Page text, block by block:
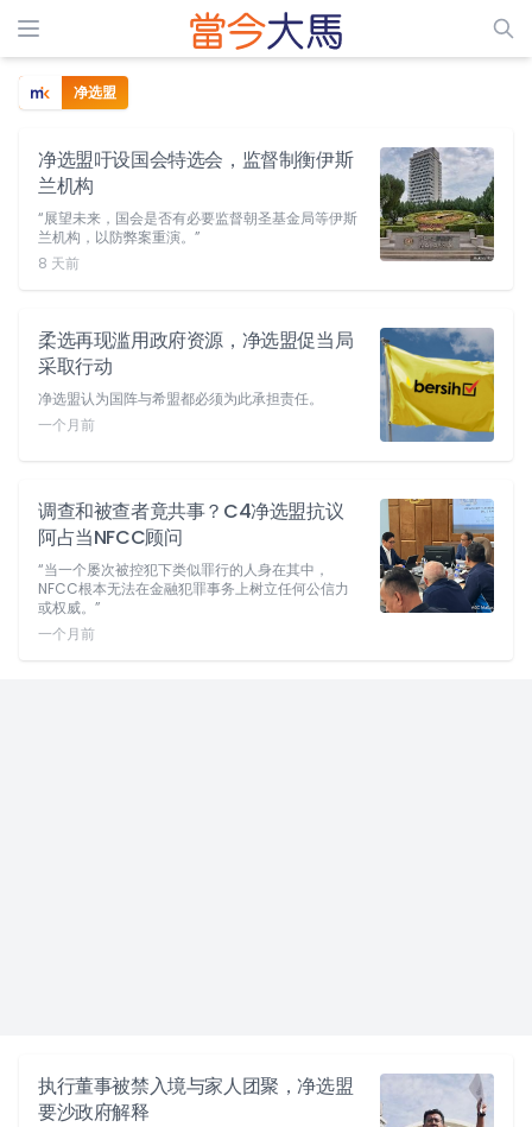
净选盟
净选盟吁设国会特选会，监督制衡伊斯
兰机构
“展望未来，国会是否有必要监督朝圣基金局等伊斯
兰机构，以防弊案重演。”
8 天前
柔选再现滥用政府资源，净选盟促当局
采取行动
净选盟认为国阵与希盟都必须为此承担责任。
一个月前
调查和被查者竟共事？C4净选盟抗议
阿占当NFCC顾问
“当一个屡次被控犯下类似罪行的人身在其中，
NFCC根本无法在金融犯罪事务上树立任何公信力
或权威。”
一个月前
执行董事被禁入境与家人团聚，净选盟
要沙政府解释